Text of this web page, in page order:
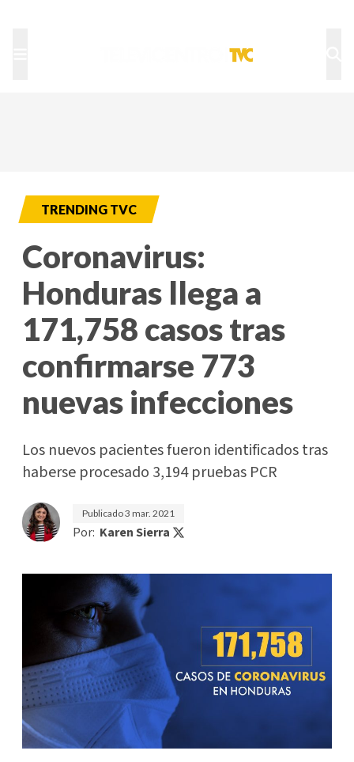
TRENDING TVC
Coronavirus:
Honduras llega a
171,758 casos tras
confirmarse 773
nuevas infecciones
Los nuevos pacientes fueron identificados tras
haberse procesado 3,194 pruebas PCR
Publicado3 mar. 2021
Por: Karen Sierra